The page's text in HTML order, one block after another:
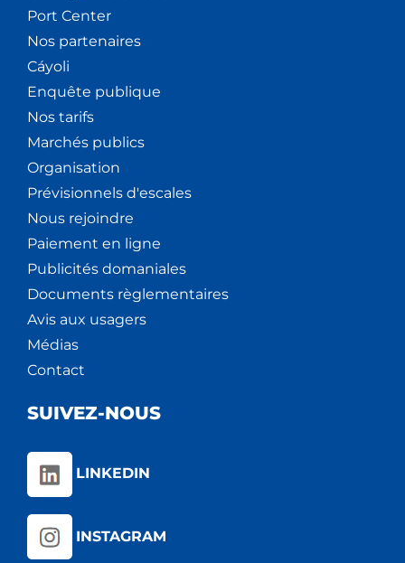
Port Center
Nos partenaires
Cáyoli
Enquête publique
Nos tarifs
Marchés publics
Organisation
Prévisionnels d'escales
Nous rejoindre
Paiement en ligne
Publicités domaniales
Documents règlementaires
Avis aux usagers
Médias
Contact
SUIVEZ-NOUS
LINKEDIN
INSTAGRAM